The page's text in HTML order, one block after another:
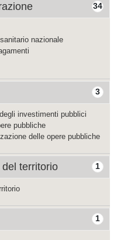
34
nazionale
3
investimenti pubblici
pubbliche
delle opere pubbliche
1
territorio
1